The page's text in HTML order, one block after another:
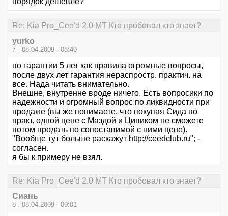
Re: Kia Pro_Cee'd 2.0 MT Кто пробовал кто знает?
yurko
7 - 08.04.2009 - 08:40
по гарантии 5 лет как правила огромные вопросы,
после двух лет гарантия нераспростр. практич. на
все. Нада читать внимательно.
Внешне, внутренне вроде ничего. Есть вопросики по
надежности и огромный вопрос по ликвидности при
продаже (вы же понимаете, что покупая Сида по
практ. одной цене с Маздой и Цивиком не сможете
потом продать по сопоставимой с ними цене).
"Вообще тут больше раскажут http://ceedclub.ru"; -
согласен.
я бы к примеру не взял.
Re: Kia Pro_Cee'd 2.0 MT Кто пробовал кто знает?
Сиань
8 - 08.04.2009 - 09:01